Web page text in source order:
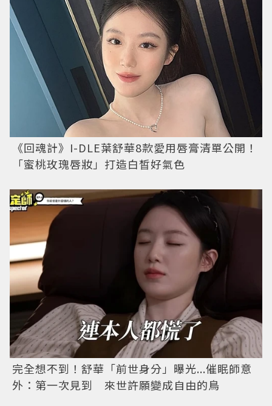
《回魂計》I-DLE葉舒華8款愛用唇膏清單公開！
「蜜桃玫瑰唇妝」打造白皙好氣色
完全想不到！舒華「前世身分」曝光...催眠師意
外：第一次見到 來世許願變成自由的鳥